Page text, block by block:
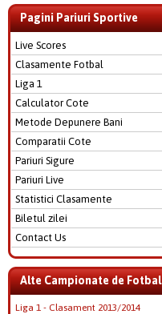
Pagini Pariuri Sportive
Live Scores
Clasamente Fotbal
Liga 1
Calculator Cote
Metode Depunere Bani
Comparatii Cote
Pariuri Sigure
Pariuri Live
Statistici Clasamente
Biletul zilei
Contact Us
Alte Campionate de Fotbal
Liga 1 - Clasament 2013/2014